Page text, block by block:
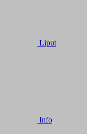
Liput
Info